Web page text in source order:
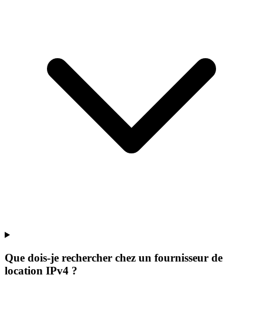
Que dois-je rechercher chez un fournisseur de
location IPv4 ?